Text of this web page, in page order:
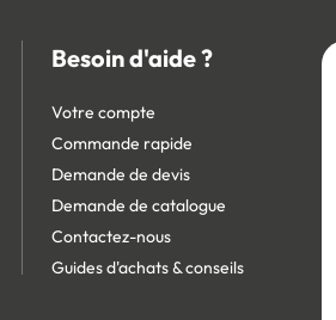
Besoin d'aide ?
Votre compte
Commande rapide
Demande de devis
Demande de catalogue
Contactez-nous
Guides d'achats & conseils